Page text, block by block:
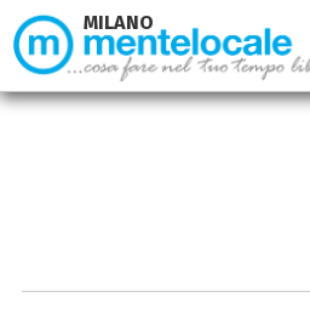
MILANO